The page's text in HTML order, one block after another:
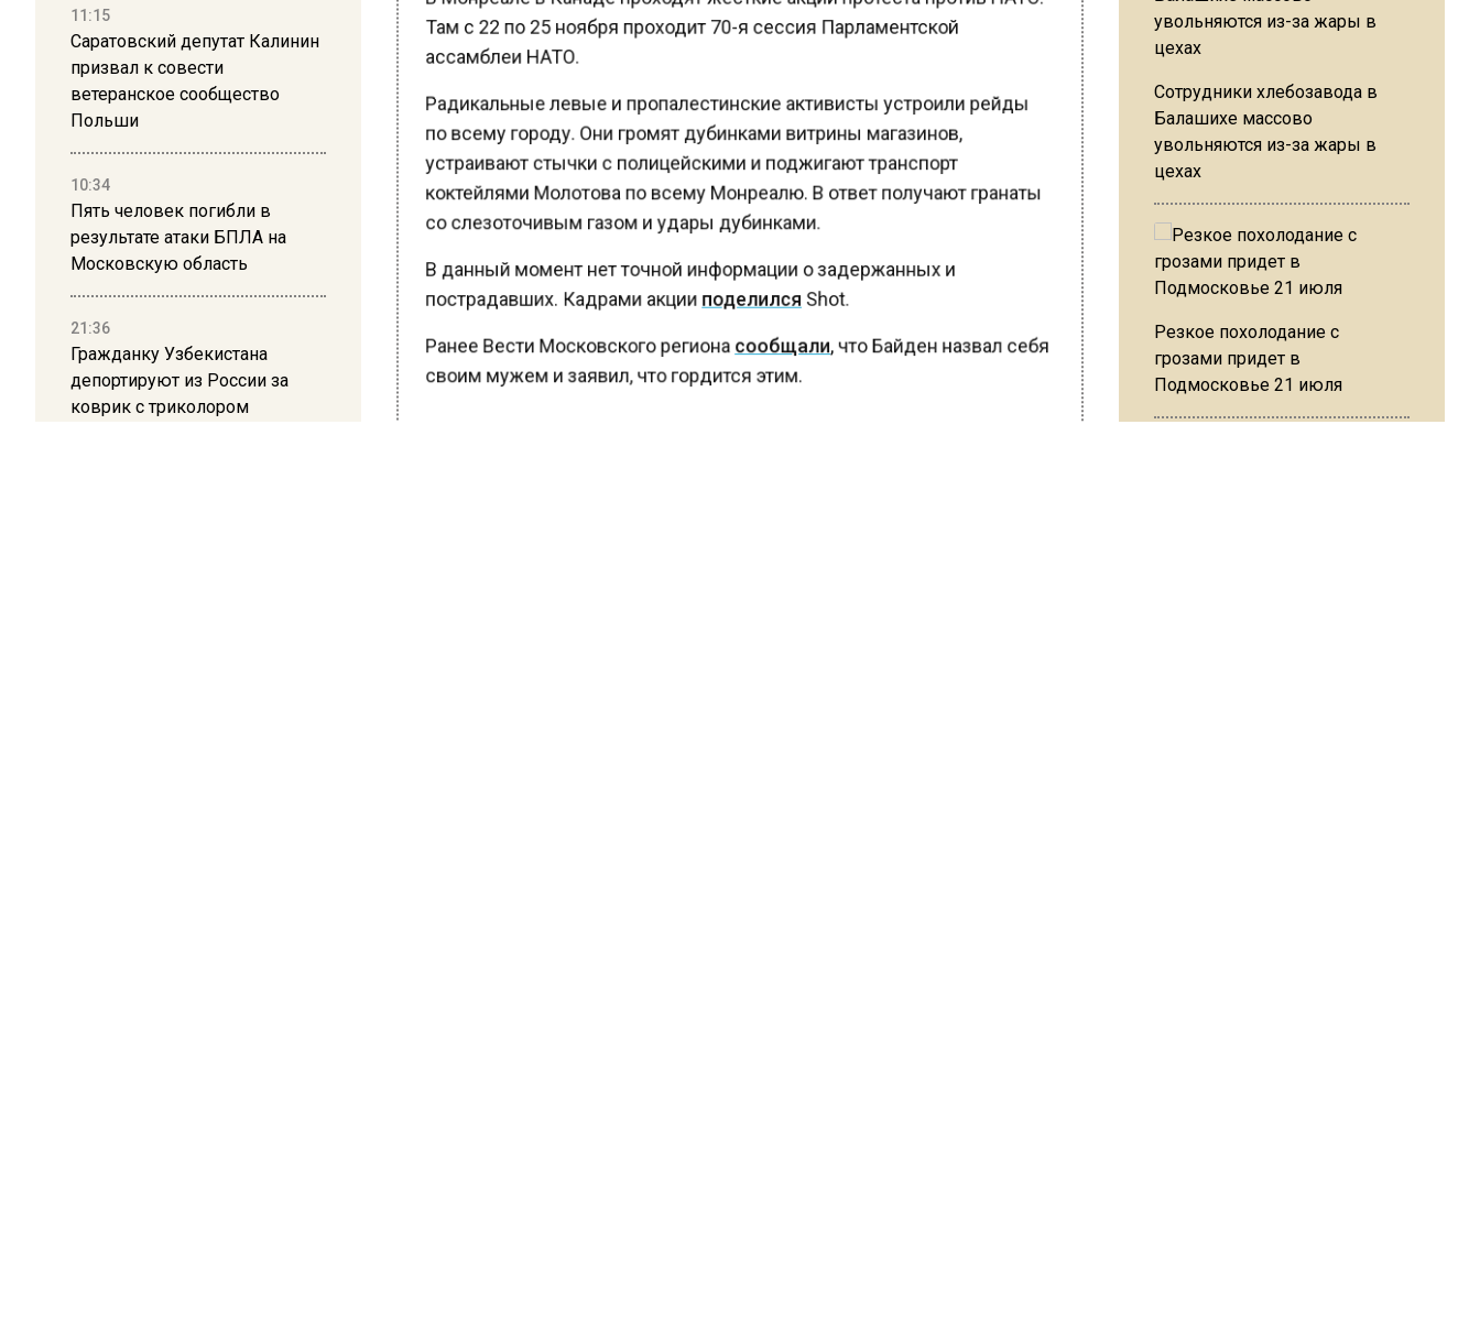
11:15
Саратовский депутат Калинин
призвал к совести
ветеранское сообщество
Польши
10:34
Пять человек погибли в
результате атаки БПЛА на
Московскую область
21:36
Гражданку Узбекистана
депортируют из России за
коврик с триколором
Там с 22 по 25 ноября проходит 70-я сессия Парламентской
ассамблеи НАТО.
Радикальные левые и пропалестинские активисты устроили рейды
по всему городу. Они громят дубинками витрины магазинов,
устраивают стычки с полицейскими и поджигают транспорт
коктейлями Молотова по всему Монреалю. В ответ получают гранаты
со слезоточивым газом и удары дубинками.
В данный момент нет точной информации о задержанных и
пострадавших. Кадрами акцииподелился Shot.
Ранее Вести Московского регионасообщали, что Байден назвал себя
своим мужем и заявил, что гордится этим.
Сотрудники хлебозавода в
Балашихе массово
увольняются из-за жары в
цехах
Резкое похолодание с
грозами придет в
Подмосковье 21 июля